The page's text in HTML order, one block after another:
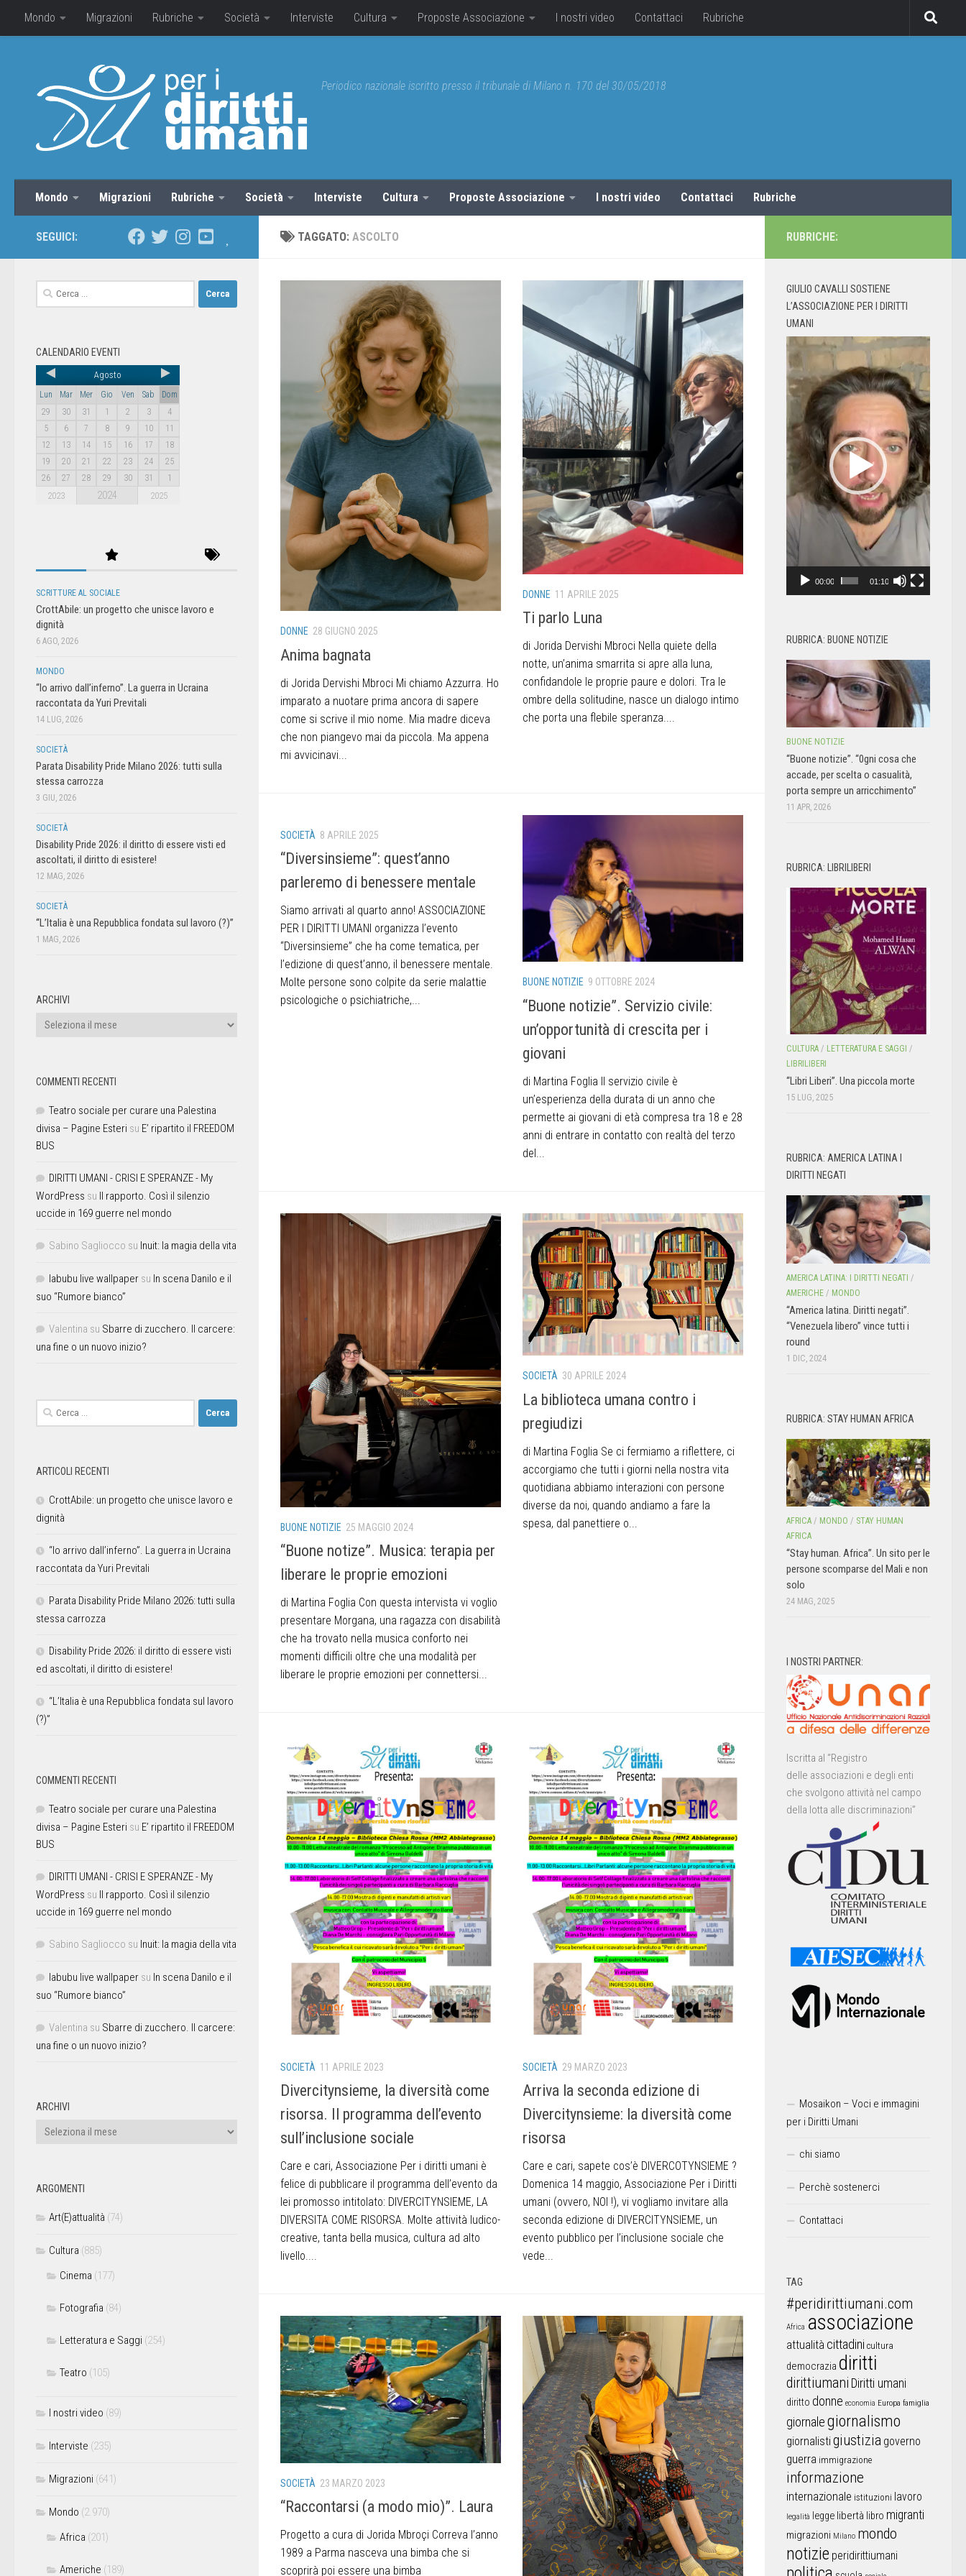
Mondo Migrazioni Rubriche Società Interviste Cultura Proposte Associazione I nostri video Contattaci Rubriche
Periodico nazionale iscritto presso il tribunale di Milano n. 170 del 30/05/2018
Mondo Migrazioni Rubriche Società Interviste Cultura Proposte Associazione I nostri video Contattaci Rubriche
TAGGATO: ASCOLTO
DONNE 28 GIUGNO 2025
Anima bagnata
di Jorida Dervishi Mbroci Mi chiamo Azzurra. Ho
imparato a nuotare prima ancora di sapere
come si scrive il mio nome. Mia madre diceva
che non piangevo mai da piccola. Ma appena
mi avvicinavi...
DONNE 11 APRILE 2025
Ti parlo Luna
di Jorida Dervishi Mbroci Nella quiete della
notte, un’anima smarrita si apre alla luna,
confidandole le proprie paure e dolori. Tra le
ombre della solitudine, nasce un dialogo intimo
che porta una flebile speranza....
SOCIETÀ 8 APRILE 2025
“Diversinsieme”: quest’anno
parleremo di benessere mentale
Siamo arrivati al quarto anno! ASSOCIAZIONE
PER I DIRITTI UMANI organizza l’evento
“Diversinsieme” che ha come tematica, per
l’edizione di quest’anno, il benessere mentale.
Molte persone sono colpite da serie malattie
psicologiche o psichiatriche,...
BUONE NOTIZIE 9 OTTOBRE 2024
“Buone notizie”. Servizio civile:
un’opportunità di crescita per i
giovani
di Martina Foglia Il servizio civile è
un’esperienza della durata di un anno che
permette ai giovani di età compresa tra 18 e 28
anni di entrare in contatto con realtà del terzo
del...
BUONE NOTIZIE 25 MAGGIO 2024
“Buone notize”. Musica: terapia per
liberare le proprie emozioni
di Martina Foglia Con questa intervista vi voglio
presentare Morgana, una ragazza con disabilità
che ha trovato nella musica conforto nei
momenti difficili oltre che una modalità per
liberare le proprie emozioni per connettersi...
SOCIETÀ 30 APRILE 2024
La biblioteca umana contro i
pregiudizi
di Martina Foglia Se ci fermiamo a riflettere, ci
accorgiamo che tutti i giorni nella nostra vita
quotidiana abbiamo interazioni con persone
diverse da noi, quando andiamo a fare la
spesa, dal panettiere o...
SOCIETÀ 11 APRILE 2023
Divercitynsieme, la diversità come
risorsa. Il programma dell’evento
sull’inclusione sociale
Care e cari, Associazione Per i diritti umani è
felice di pubblicare il programma dell’evento da
lei promosso intitolato: DIVERCITYNSIEME, LA
DIVERSITA COME RISORSA. Molte attività ludico-
creative, tanta bella musica, cultura ad alto
livello....
SOCIETÀ 29 MARZO 2023
Arriva la seconda edizione di
Divercitynsieme: la diversità come
risorsa
Care e cari, sapete cos’è DIVERCOTYNSIEME ?
Domenica 14 maggio, Associazione Per i Diritti
umani (ovvero, NOI !), vi vogliamo invitare alla
seconda edizione di DIVERCITYNSIEME, un
evento pubblico per l’inclusione sociale che
vede...
SOCIETÀ 23 MARZO 2023
“Raccontarsi (a modo mio)”. Laura
Progetto a cura di Jorida Mbroçi Correva l’anno
1989 a Parma nasceva una bimba che si
scoprirà poi essere una bimba
SEGUICI:
CALENDARIO EVENTI
Agosto
Lun Mar Mer Gio Ven Sab
Dom
29
30 31 1 2 3
4
5
6 7 8 9 10
11
12
13 14 15 16 17
18
19
20 21 22 23 24
25
26
27 28 29 30 31 1
2023 2024 2025
SCRITTURE AL SOCIALE
CrottAbile: un progetto che unisce lavoro e
dignità
6 AGO, 2026
MONDO
“Io arrivo dall’inferno”. La guerra in Ucraina
raccontata da Yuri Previtali
14 LUG, 2026
SOCIETÀ
Parata Disability Pride Milano 2026: tutti sulla
stessa carrozza
3 GIU, 2026
SOCIETÀ
Disability Pride 2026: il diritto di essere visti ed
ascoltati, il diritto di esistere!
12 MAG, 2026
SOCIETÀ
“L’Italia è una Repubblica fondata sul lavoro (?)”
1 MAG, 2026
ARCHIVI
COMMENTI RECENTI
Teatro sociale per curare una Palestina
divisa – Pagine Esteri su E’ ripartito il FREEDOM
BUS
DIRITTI UMANI - CRISI E SPERANZE - My
WordPress su Il rapporto. Così il silenzio
uccide in 169 guerre nel mondo
Sabino Sagliocco su Inuit: la magia della vita
labubu live wallpaper su In scena Danilo e il
suo “Rumore bianco”
Valentina su Sbarre di zucchero. Il carcere:
una fine o un nuovo inizio?
ARTICOLI RECENTI
CrottAbile: un progetto che unisce lavoro e
dignità
“Io arrivo dall’inferno”. La guerra in Ucraina
raccontata da Yuri Previtali
Parata Disability Pride Milano 2026: tutti sulla
stessa carrozza
Disability Pride 2026: il diritto di essere visti
ed ascoltati, il diritto di esistere!
“L’Italia è una Repubblica fondata sul lavoro
(?)”
COMMENTI RECENTI
Teatro sociale per curare una Palestina
divisa – Pagine Esteri su E’ ripartito il FREEDOM
BUS
DIRITTI UMANI - CRISI E SPERANZE - My
WordPress su Il rapporto. Così il silenzio
uccide in 169 guerre nel mondo
Sabino Sagliocco su Inuit: la magia della vita
labubu live wallpaper su In scena Danilo e il
suo “Rumore bianco”
Valentina su Sbarre di zucchero. Il carcere:
una fine o un nuovo inizio?
ARCHIVI
ARGOMENTI
Art(E)attualità (74)
Cultura (885)
Cinema (177)
Fotografia (84)
Letteratura e Saggi (254)
Teatro (105)
I nostri video (89)
Interviste (235)
Migrazioni (641)
Mondo (2.970)
Africa (201)
Americhe (189)
RUBRICHE:
GIULIO CAVALLI SOSTIENE
L’ASSOCIAZIONE PER I DIRITTI
UMANI
Video
Player
00:00 01:10
RUBRICA: BUONE NOTIZIE
BUONE NOTIZIE
“Buone notizie”. “0gni cosa che
accade, per scelta o casualità,
porta sempre un arricchimento”
11 APR, 2026
RUBRICA: LIBRILIBERI
CULTURA / LETTERATURA E SAGGI /
LIBRILIBERI
“Libri Liberi”. Una piccola morte
15 LUG, 2025
RUBRICA: AMERICA LATINA I
DIRITTI NEGATI
AMERICA LATINA: I DIRITTI NEGATI /
AMERICHE / MONDO
“America latina. Diritti negati”.
“Venezuela libero” vince tutti i
round
1 DIC, 2024
RUBRICA: STAY HUMAN AFRICA
AFRICA / MONDO / STAY HUMAN
AFRICA
“Stay human. Africa”. Un sito per le
persone scomparse del Mali e non
solo
24 MAG, 2025
I NOSTRI PARTNER:
Iscritta al “Registro
delle associazioni e degli enti
che svolgono attività nel campo
della lotta alle discriminazioni”
Mosaikon – Voci e immagini
per i Diritti Umani
chi siamo
Perchè sostenerci
Contattaci
TAG
#peridirittiumani.com
Africa associazione
attualità cittadini cultura
democrazia diritti
dirittiumani Diritti umani
diritto donne economia Europa famiglia
giornalegiornalismo
giornalistigiustizia governo
guerra immigrazione
informazione
internazionale istituzioni lavoro
legalità legge libertà libro migranti
migrazioni Milano mondo
notizie peridirittiumani